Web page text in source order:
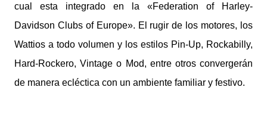
cual esta integrado en la «Federation of Harley-
Davidson Clubs of Europe». El rugir de los motores, los
Wattios a todo volumen y los estilos Pin-Up, Rockabilly,
Hard-Rockero, Vintage o Mod, entre otros convergerán
de manera ecléctica con un ambiente familiar y festivo.